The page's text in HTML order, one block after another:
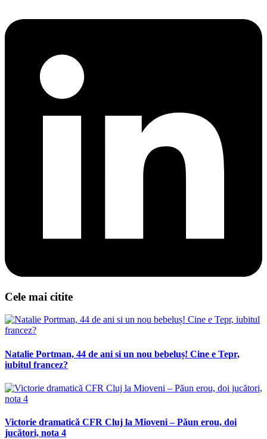
Cele mai citite
Natalie Portman, 44 de ani si un nou bebeluș! Cine e Tepr,
iubitul francez?
Victorie dramatică CFR Cluj la Mioveni – Păun erou, doi
jucători, nota 4